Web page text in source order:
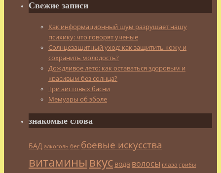
Свежие записи
Как информационный шум разрушает нашу
психику: что говорят ученые
Солнцезащитный уход: как защитить кожу и
сохранить молодость?
Дождливое лето: как оставаться здоровым и
красивым без солнца?
Три аистовых басни
Мемуары об эболе
знакомые слова
БАД алкоголь бег боевые искусства
витаминывкус вода волосы глаза грибы